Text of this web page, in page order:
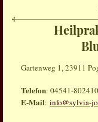
Gartenweg 1, 23911
Telefon: 04541-
E-Mail: info@sylvia-